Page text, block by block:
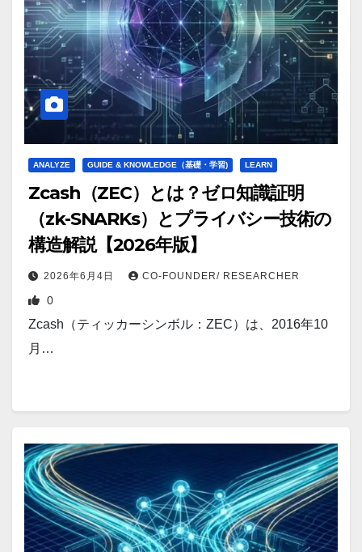
ANALYZE GUIDE & KNOWLEDGE（基礎・学習) LEARN
Zcash（ZEC）とは？ゼロ知識証明
（zk-SNARKs）とプライバシー技術の
構造解説【2026年版】
2026年6月4日 CO-FOUNDER/ RESEARCHER
0
Zcash（ティッカーシンボル：ZEC）は、2016年10
月…